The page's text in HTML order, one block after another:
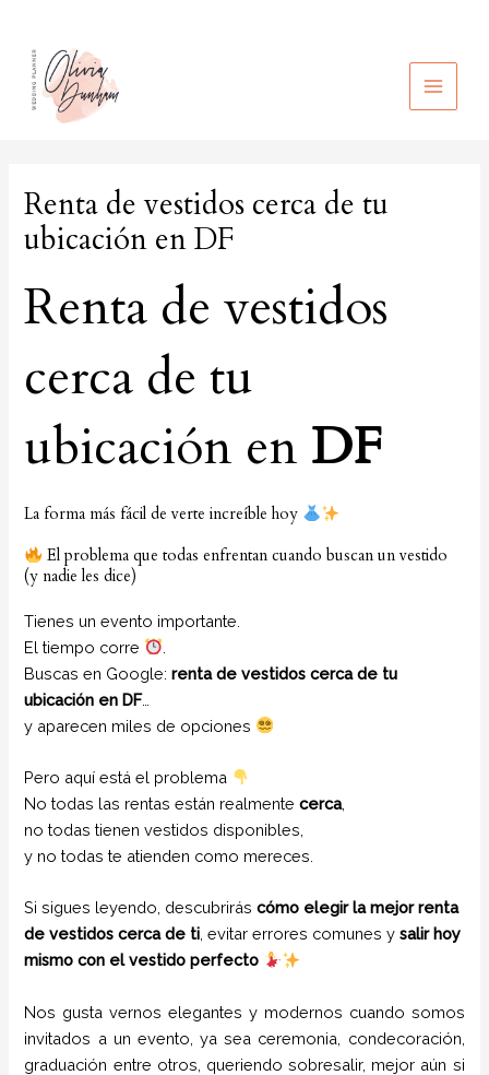
contenido
MAIN
Renta de vestidos cerca de tu
ubicación en DF
Renta de vestidos
cerca de tu
ubicación en DF
La forma más fácil de verte increíble hoy
El problema que todas enfrentan cuando buscan un vestido
(y nadie les dice)
Tienes un evento importante.
El tiempo corre
Buscas en Google:renta de vestidos cerca de tu
ubicación en DF…
y aparecen miles de opciones
Pero aquí está el problema
No todas las rentas están realmentecerca,
no todas tienen vestidos disponibles,
y no todas te atienden como mereces.
Si sigues leyendo, descubriráscómo elegir la mejor renta
de vestidos cerca de ti , evitar errores comunes ysalir hoy
mismo con el vestido perfecto
Nos gusta vernos elegantes y modernos cuando somos
invitados a un evento, ya sea ceremonia, condecoración,
graduación entre otros, queriendo sobresalir, mejor aún si